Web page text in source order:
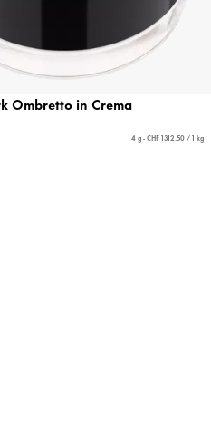
Ombretto in Crema
4 g - CHF 1312.50 / 1 kg